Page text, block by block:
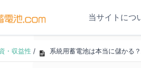
当サイトにつ
・収益性 / 系統用蓄電池は本当に儲かる